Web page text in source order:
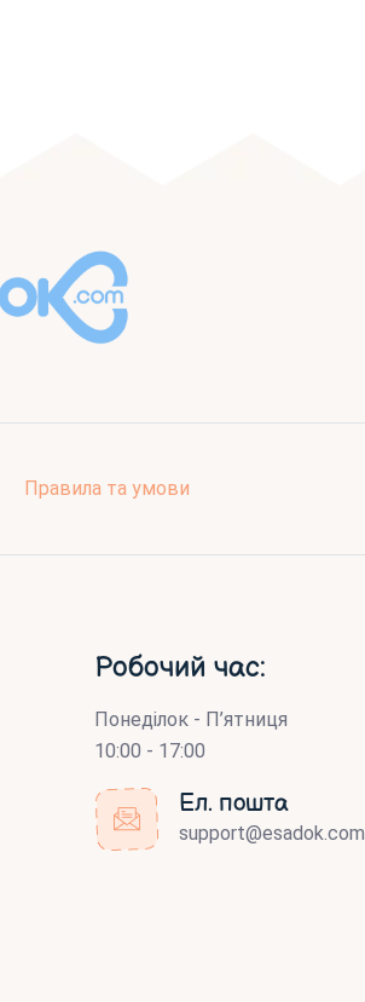
Правила та умови
Робочий час:
Понеділок - П’ятниця
10:00 - 17:00
Ел. пошта
support@esadok.com